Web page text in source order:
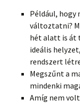
Például, hogy
változtatni?
hét alatt is át
ideális
rendszert
Megszűnt a
mindenki
Amíg nem